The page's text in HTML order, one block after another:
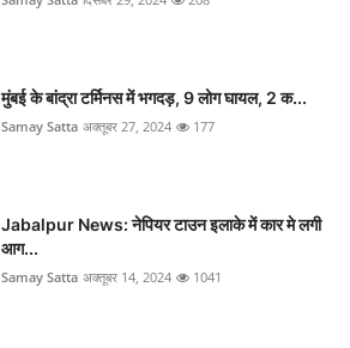
मुंबई के बांद्रा टर्मिनस में भगदड़, 9 लोग घायल, 2 क...
Samay Satta अक्तूबर 27, 2024 177
Jabalpur News: नेपियर टाउन इलाके में कार मे लगी
आग...
Samay Satta अक्तूबर 14, 2024 1041